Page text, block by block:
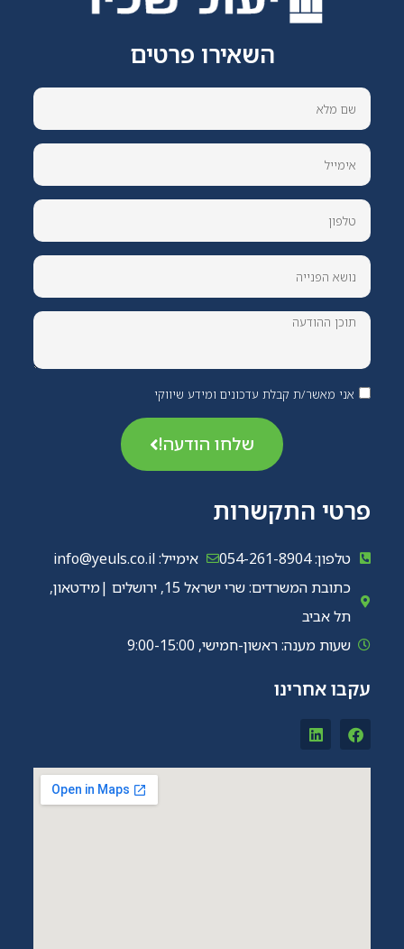
השאירו פרטים
אני מאשר/ת קבלת עדכונים ומידע שיווקי
שלחו הודעה!
פרטי התקשרות
טלפון: 054-261-8904
אימייל: info@yeuls.co.il
כתובת המשרדים: שרי ישראל 15, ירושלים |מידטאון,
תל אביב
שעות מענה: ראשון-חמישי, 9:00-15:00
עקבו אחרינו